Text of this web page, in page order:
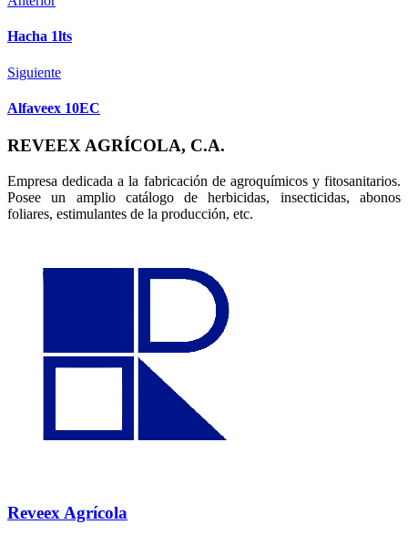
Hacha 1lts
Siguiente
Alfaveex 10EC
REVEEX AGRÍCOLA, C.A.
Empresa dedicada a la fabricación de agroquímicos y fitosanitarios.
Posee un amplio catálogo de herbicidas, insecticidas, abonos
foliares, estimulantes de la producción, etc.
Reveex Agrícola